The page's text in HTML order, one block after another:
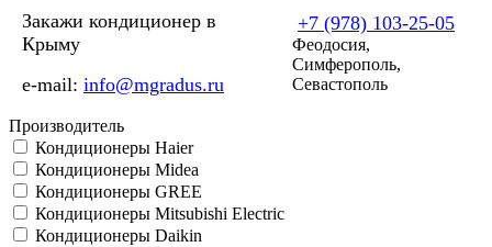
Закажи кондиционер в
Крыму
e-mail: info@mgradus.ru
+7 (978) 103-25-05
Феодосия,
Симферополь,
Севастополь
Производитель
Кондиционеры Haier
Кондиционеры Midea
Кондиционеры GREE
Кондиционеры Mitsubishi Electric
Кондиционеры Daikin